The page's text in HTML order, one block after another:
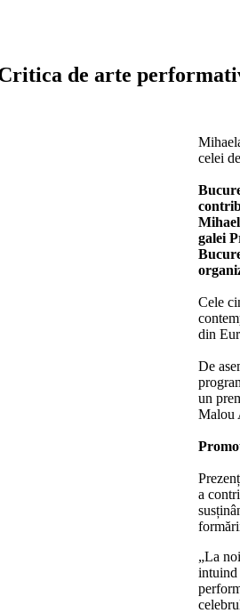
de arte
celei
galei
Cele
din
De
un
Malou
a
„La
intuind